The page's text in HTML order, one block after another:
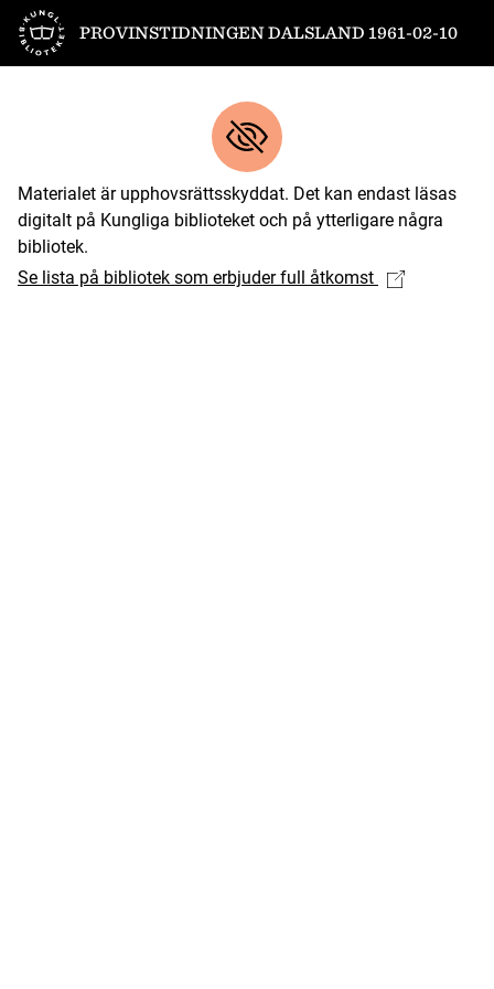
Till startsidan
PROVINSTIDNINGEN DALSLAND 1961-02-10
Materialet är upphovsrättsskyddat. Det kan endast läsas
digitalt på Kungliga biblioteket och på ytterligare några
bibliotek.
Se lista på bibliotek som erbjuder full åtkomst